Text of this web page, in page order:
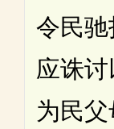
令民驰
应诛讨
为民